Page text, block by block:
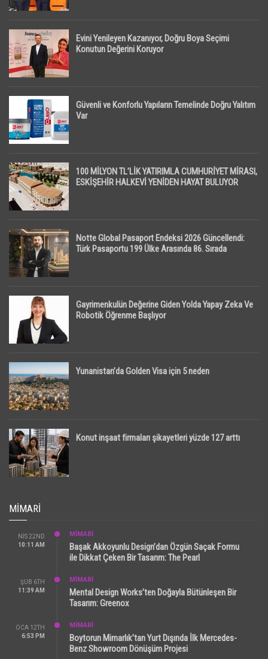
Evini Yenileyen Kazanıyor, Doğru Boya Seçimi
Konutun Değerini Koruyor
Güvenli ve Konforlu Yapıların Temelinde Doğru Yalıtım
Var
100 MİLYON TL’LİK YATIRIMLA CUMHURİYET MİRASI,
ESKİŞEHİR HALKEVİ YENİDEN HAYAT BULUYOR
Notte Global Pasaport Endeksi 2026 Güncellendi:
Türk Pasaportu 199 Ülke Arasında 86. Sırada
Gayrimenkulün Değerine Giden Yolda Yapay Zeka Ve
Robotik Öğrenme Başlıyor
Yunanistan’da Golden Visa için 5 neden
Konut inşaat firmaları şikayetleri yüzde 127 arttı
MIMARI
NIS 22ND
10:11 AM
MİMARİ
Başak Akkoyunlu Design’dan Özgün Saçak Formu
ile Dikkat Çeken Bir Tasarım: The Pearl
ŞUB 6TH
11:39 AM
MİMARİ
Mental Design Works’ten Doğayla Bütünleşen Bir
Tasarım: Greenox
OCA 12TH
6:53 PM
MİMARİ
Boytorun Mimarlık’tan Yurt Dışında İlk Mercedes-
Benz Showroom Dönüşüm Projesi